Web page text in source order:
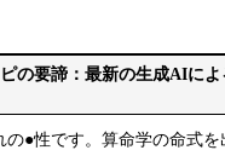
要諦：最新の生成AIによ
●性です。算命学の命式